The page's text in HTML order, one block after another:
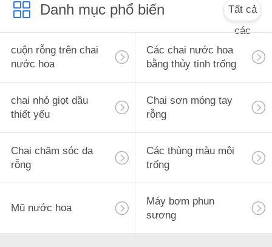
CẦU
BÁO
GIÁ
SƠ
ĐỒ
TRANG
WEB
Danh mục phổ biến
Tất cả
các
cuộn rỗng trên chai
nước hoa
Các chai nước hoa
bằng thủy tinh trống
chai nhỏ giọt dầu
thiết yếu
Chai sơn móng tay
rỗng
Chai chăm sóc da
rỗng
Các thùng màu môi
trống
Mũ nước hoa
Máy bơm phun
sương